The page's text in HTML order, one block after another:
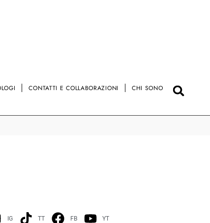
CONTATTI E COLLABORAZIONI CHI SONO
IG TT FB YT